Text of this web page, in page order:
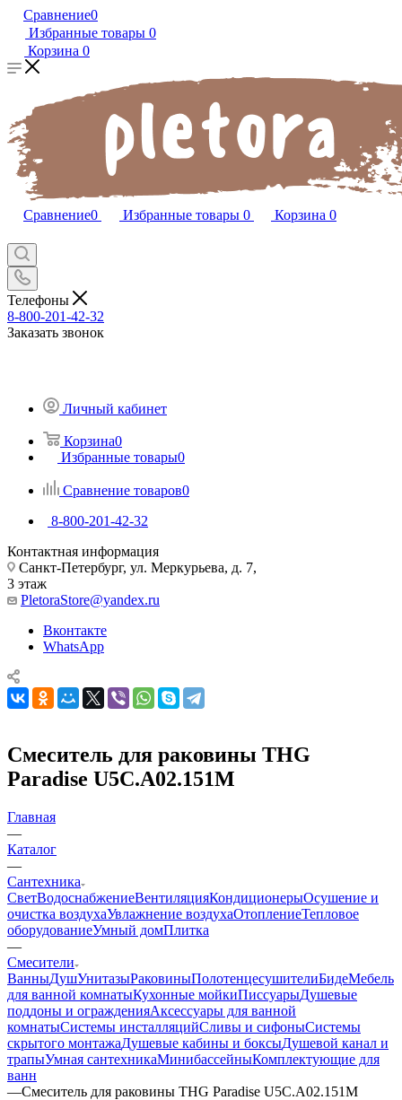
Сравнение0
Избранные товары 0
Корзина 0
Сравнение0 Избранные товары 0 Корзина 0
Телефоны
8-800-201-42-32
Заказать звонок
Личный кабинет
Корзина0
Избранные товары0
Сравнение товаров0
8-800-201-42-32
Контактная информация
Санкт-Петербург, ул. Меркурьева, д. 7,
3 этаж
PletoraStore@yandex.ru
Вконтакте
WhatsApp
Смеситель для раковины THG
Paradise U5C.A02.151M
Главная
—
Каталог
—
Сантехника
СветВодоснабжениеВентиляцияКондиционерыОсушение и
очистка воздухаУвлажнение воздухаОтоплениеТепловое
оборудованиеУмный домПлитка
—
Смесители
ВанныДушУнитазыРаковиныПолотенцесушителиБидеМебель
для ванной комнатыКухонные мойкиПиссуарыДушевые
поддоны и огражденияАксессуары для ванной
комнатыСистемы инсталляцийСливы и сифоныСистемы
скрытого монтажаДушевые кабины и боксыДушевой канал и
трапыУмная сантехникаМинибассейныКомплектующие для
ванн
—Смеситель для раковины THG Paradise U5C.A02.151M